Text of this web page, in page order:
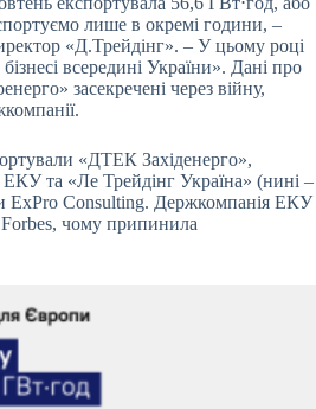
лише в окремі години, –
«Д.Трейдінг». – У цьому році
всередині України». Дані про
засекречені через війну,
«ДТЕК Західенерго»,
та «Ле Трейдінг Україна» (нині –
ExPro Consulting. Держкомпанія ЕКУ
Forbes, чому припинила